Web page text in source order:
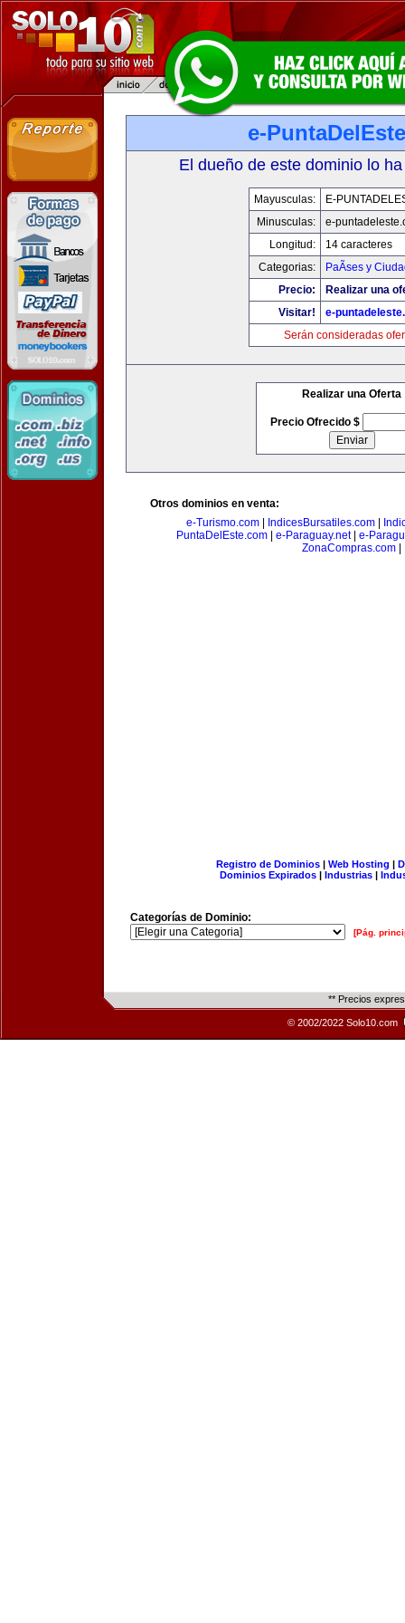
e-
El dueño de este dominio lo
Mayusculas:
E-
Minusculas:
e-
Longitud:
14 caracteres
Categorias:
PaÃ­ses y
Precio:
Realizar una
Visitar!
e-
Serán consideradas
Realizar una Oferta
Precio Ofrecido $
Otros dominios en venta:
e-Turismo.com| IndicesBursatiles.com|
PuntaDelEste.com| e-Paraguay.net| e-
ZonaCompras.com
Registro de Dominios| Web Hosting |
Dominios Expirados | Industrias |
Categorías de Dominio:
[Pág.
** Precios
© 2002/2022 Solo10.com